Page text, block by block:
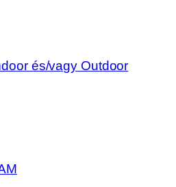
és/vagy Outdoor